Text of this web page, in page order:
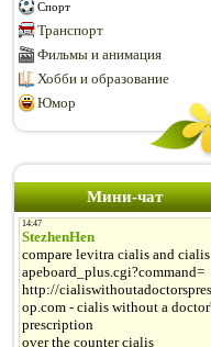
Спорт
Транспорт
Фильмы и анимация
Хобби и образование
Юмор
Мини-чат